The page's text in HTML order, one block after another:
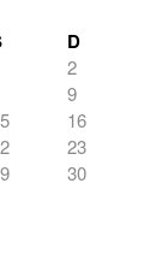
D
2
9
16
23
30